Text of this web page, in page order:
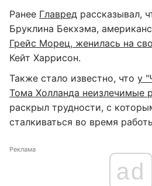
Ранее Главред рассказывал,
Бруклина Бекхэма,
Грейс Морец, женилась на
Кейт Харрисон.
Также стало известно, что у
Тома Холланда неизлечимые
раскрыл трудности, с
сталкиваться во время
Реклама
ad